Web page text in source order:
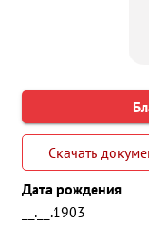
Скачать
Дата рождения
__.__.1903